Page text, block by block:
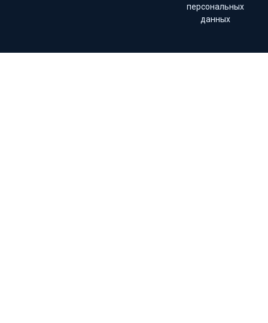
персональных
данных